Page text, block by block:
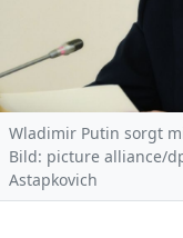
Wladimir Putin sorgt
Bild: picture alliance/
Astapkovich